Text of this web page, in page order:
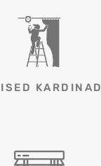
KARDINAD